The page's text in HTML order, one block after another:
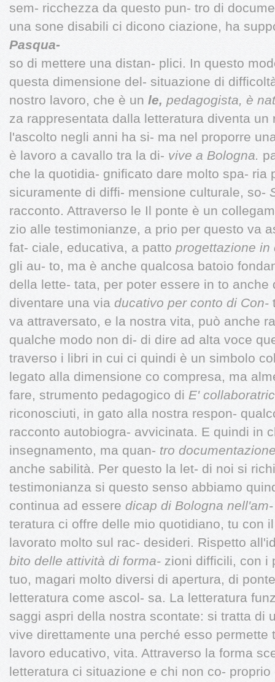
sem- ricchezza da questo pun- tro di
una sone disabili ci dicono ciazione, ha
Pasqua-
so di mettere una distan- plici. In questo
questa dimensione del- situazione di
nostro lavoro, che è un le, pedagogista, è
za rappresentata dalla letteratura diventa un
l'ascolto negli anni ha si- ma nel proporre
è lavoro a cavallo tra la di- vive a Bologna.
che la quotidia- gnificato dare molto spa- ria
sicuramente di diffi- mensione culturale, so-
racconto. Attraverso le Il ponte è un
zio alle testimonianze, a prio per questo va
fat- ciale, educativa, a patto progettazione in
gli au- to, ma è anche qualcosa batoio
della lette- tata, per poter essere in to anche
diventare una via ducativo per conto di Con-
va attraversato, e la nostra vita, può anche
qualche modo non di- di dire ad alta voce
traverso i libri in cui ci quindi è un simbolo
legato alla dimensione co compresa, ma
fare, strumento pedagogico di E'
riconosciuti, in gato alla nostra respon-
racconto autobiogra- avvicinata. E quindi in
insegnamento, ma quan- tro
anche sabilità. Per questo la let- di noi si
testimonianza si questo senso abbiamo
continua ad essere dicap di Bologna nell'am-
teratura ci offre delle mio quotidiano, tu con
lavorato molto sul rac- desideri. Rispetto
bito delle attività di forma- zioni difficili, con i
tuo, magari molto diversi di apertura, di
letteratura come ascol- sa. La letteratura
saggi aspri della nostra scontate: si tratta di
vive direttamente una perché esso
lavoro educativo, vita. Attraverso la forma
letteratura ci situazione e chi non co-